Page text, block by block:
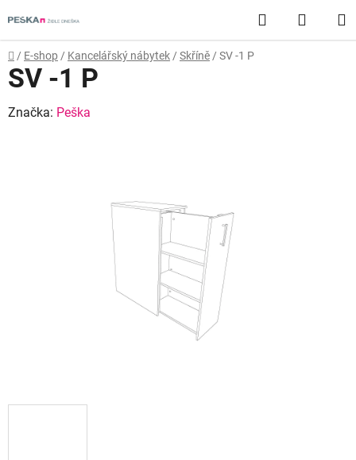
na
obsah
Hledat
KOŠÍK
Domů
/ E-shop / Kancelářský nábytek / Skříně / SV -1 P
SV -1 P
Značka: Peška